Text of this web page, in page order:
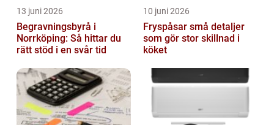
13 juni 2026
Begravningsbyrå i
Norrköping: Så hittar du
rätt stöd i en svår tid
10 juni 2026
Fryspåsar små detaljer
som gör stor skillnad i
köket